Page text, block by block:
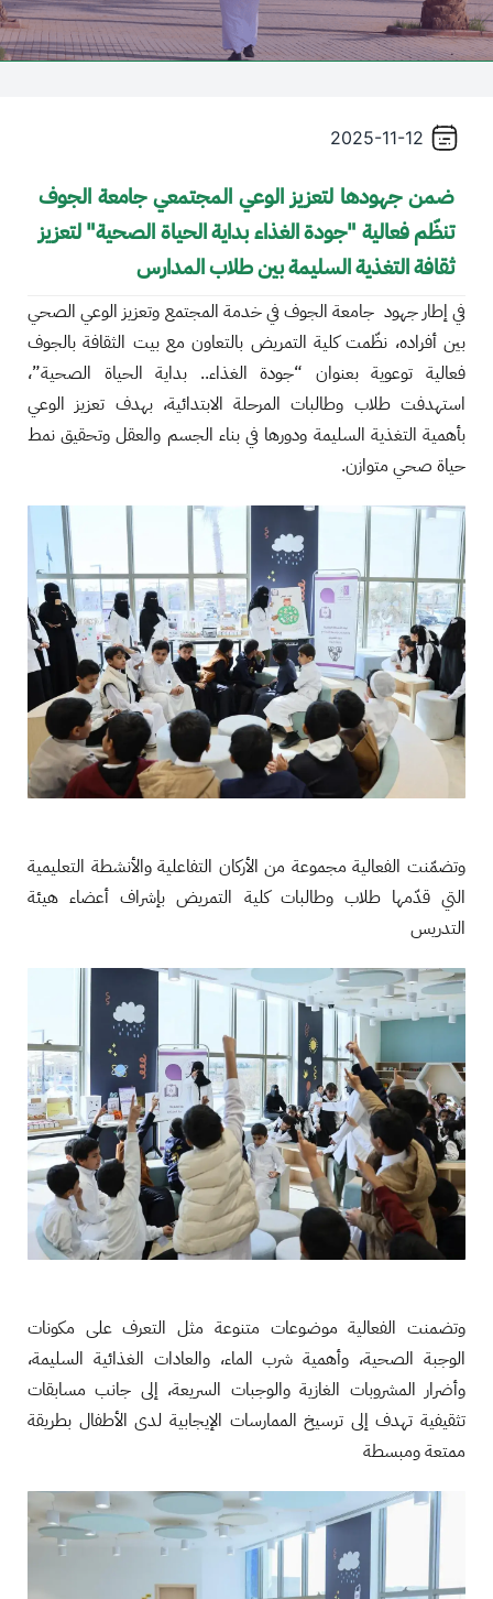
+
/'.
activates
reader
navigate
and
interact
with
content.
2025-11-12
ضمن جهودها لتعزيز الوعي المجتمعي جامعة الجوف
تنظّم فعالية "جودة الغذاء بداية الحياة الصحية" لتعزيز
ثقافة التغذية السليمة بين طلاب المدارس
في إطار جهود ‫ جامعة الجوف في خدمة المجتمع وتعزيز الوعي الصحي
بين أفراده، نظّمت كلية التمريض بالتعاون مع بيت الثقافة بالجوف
فعالية توعوية بعنوان “جودة الغذاء.. بداية الحياة الصحية”،
استهدفت طلاب وطالبات المرحلة الابتدائية، بهدف تعزيز الوعي
بأهمية التغذية السليمة ودورها في بناء الجسم والعقل وتحقيق نمط
حياة صحي متوازن.
وتضمّنت الفعالية مجموعة من الأركان التفاعلية والأنشطة التعليمية
التي قدّمها طلاب وطالبات كلية التمريض بإشراف أعضاء هيئة
التدريس
وتضمنت الفعالية موضوعات متنوعة مثل التعرف على مكونات
الوجبة الصحية، وأهمية شرب الماء، والعادات الغذائية السليمة،
وأضرار المشروبات الغازية والوجبات السريعة، إلى جانب مسابقات
تثقيفية تهدف إلى ترسيخ الممارسات الإيجابية لدى الأطفال بطريقة
ممتعة ومبسطة